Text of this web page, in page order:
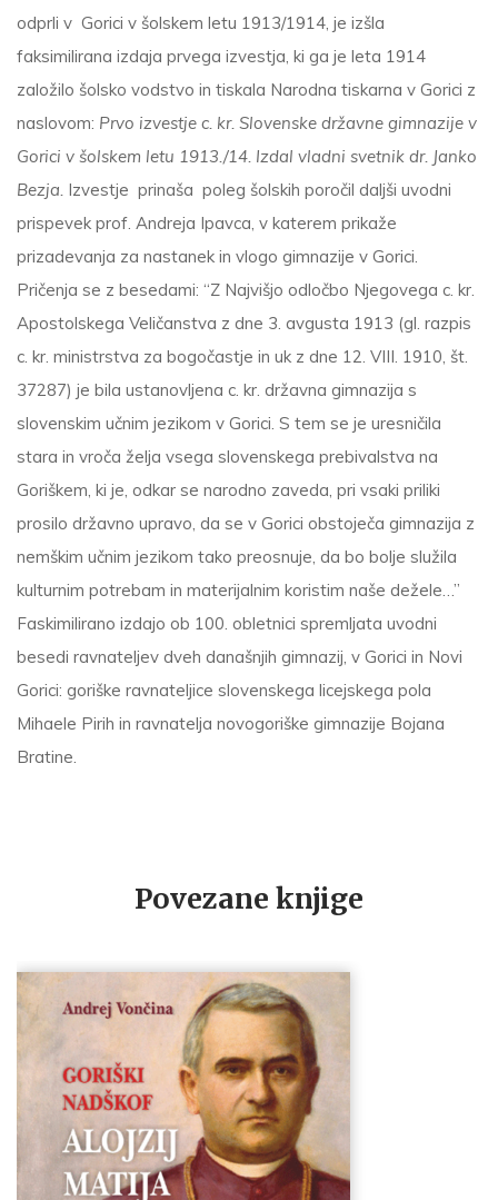
odprli v Gorici v šolskem letu 1913/1914, je izšla
faksimilirana izdaja prvega izvestja, ki ga je leta 1914
založilo šolsko vodstvo in tiskala Narodna tiskarna v Gorici z
naslovom: Prvo izvestje c. kr. Slovenske državne gimnazije v
Gorici v šolskem letu 1913./14. Izdal vladni svetnik dr. Janko
Bezja. Izvestje prinaša poleg šolskih poročil daljši uvodni
prispevek prof. Andreja Ipavca, v katerem prikaže
prizadevanja za nastanek in vlogo gimnazije v Gorici.
Pričenja se z besedami: “Z Najvišjo odločbo Njegovega c. kr.
Apostolskega Veli­čanstva z dne 3. avgusta 1913 (gl. razpis
c. kr. ministrstva za bogočastje in uk z dne 12. VIII. 1910, št.
37287) je bila usta­novljena c. kr. državna gimnazija s
slovenskim učnim jezikom v Gorici. S tem se je uresničila
stara in vroča želja vsega slovenskega prebivalstva na
Goriškem, ki je, odkar se narodno zaveda, pri vsaki priliki
prosilo državno upravo, da se v Go­rici obstoječa gimnazija z
nemškim učnim jezikom tako preosnuje, da bo bolje služila
kulturnim potrebam in materijalnim koristim naše dežele…”
Faskimilirano izdajo ob 100. obletnici spremljata uvodni
besedi ravnateljev dveh današnjih gimnazij, v Gorici in Novi
Gorici: goriške ravnateljice slovenskega licejskega pola
Mihaele Pirih in ravnatelja novogoriške gimnazije Bojana
Bratine.
Povezane knjige